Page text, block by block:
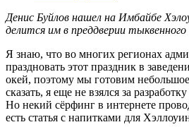
Денис Буйлов нашел на Имбайбе
делится им в преддверии тыквенного
Я знаю, что во многих регионах
праздновать этот праздник в
окей, поэтому мы готовим
сказать, я еще не взялся за
Но некий сёрфинг в интернете
есть статья с напитками для